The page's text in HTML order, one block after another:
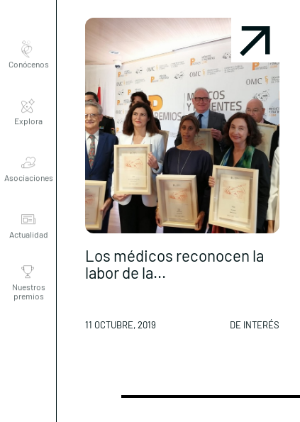
Conócenos
Explora
Asociaciones
Actualidad
Nuestros
premios
Los médicos reconocen la
labor de la...
11 OCTUBRE, 2019 DE INTERÉS